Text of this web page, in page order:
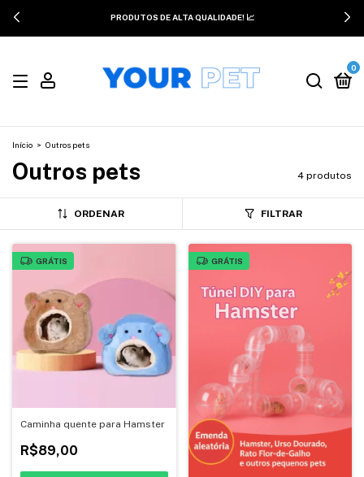
PRODUTOS DE ALTA QUALIDADE! 📈
0
Início > Outros pets
Outros pets 4 produtos
ORDENAR FILTRAR
GRÁTIS
Caminha quente para Hamster
R$89,00
GRÁTIS